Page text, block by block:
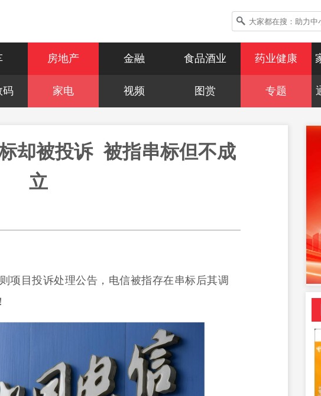
房地产 金融 食品酒业 药业健康
码 家电 视频 图赏 专题
却被投诉  被指串标但不成
立
项目投诉处理公告，电信被指存在串标后其调